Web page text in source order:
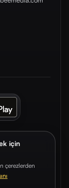
için
çerezlerden